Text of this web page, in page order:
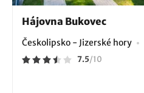
Hájovna Bukovec
Českolipsko - Jizerské hory
7.5/10